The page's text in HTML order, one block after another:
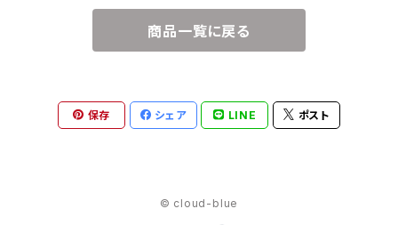
商品一覧に戻る
保存 シェア LINE ポスト
© cloud-blue